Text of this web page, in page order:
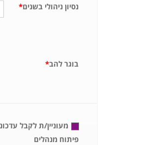
*נסיון ניהולי בשנים
*בוגר להב
מעוניין/ת לקבל
פיתוח מנהלים